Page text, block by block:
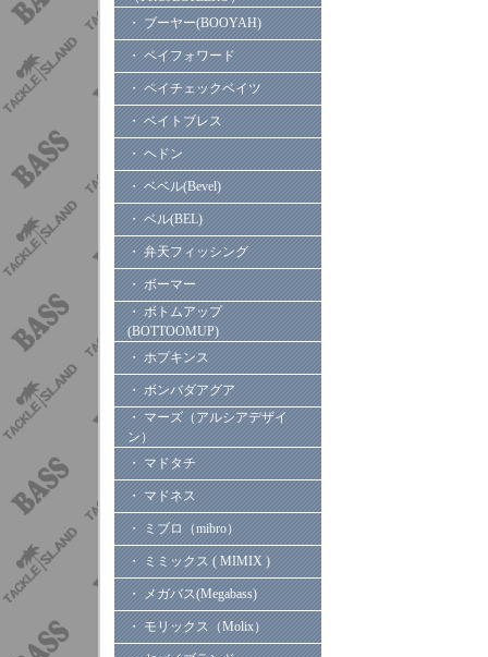
・ ブーヤー(BOOYAH)
・ ペイフォワード
・ ペイチェックベイツ
・ ベイトブレス
・ ヘドン
・ ベベル(Bevel)
・ ベル(BEL)
・ 弁天フィッシング
・ ボーマー
・ ボトムアップ
(BOTTOOMUP)
・ ホプキンス
・ ボンバダアグア
・ マーズ（アルシアデザイ
ン）
・ マドタチ
・ マドネス
・ ミブロ（mibro）
・ ミミックス ( MIMIX )
・ メガバス(Megabass)
・ モリックス（Molix）